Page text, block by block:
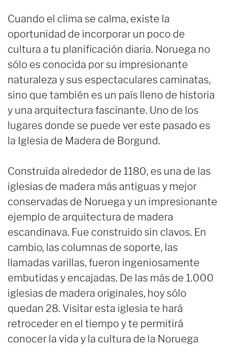
Cuando el clima se calma, existe la
oportunidad de incorporar un poco de
cultura a tu planificación diaria. Noruega no
sólo es conocida por su impresionante
naturaleza y sus espectaculares caminatas,
sino que también es un país lleno de historia
y una arquitectura fascinante. Uno de los
lugares donde se puede ver este pasado es
la Iglesia de Madera de Borgund.
Construida alrededor de 1180, es una de las
iglesias de madera más antiguas y mejor
conservadas de Noruega y un impresionante
ejemplo de arquitectura de madera
escandinava. Fue construido sin clavos. En
cambio, las columnas de soporte, las
llamadas varillas, fueron ingeniosamente
embutidas y encajadas. De las más de 1.000
iglesias de madera originales, hoy sólo
quedan 28. Visitar esta iglesia te hará
retroceder en el tiempo y te permitirá
conocer la vida y la cultura de la Noruega